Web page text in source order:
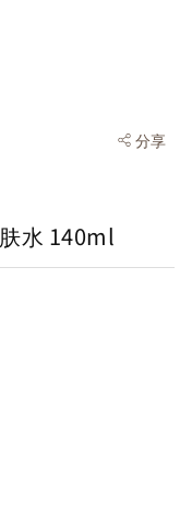
分享
水 140ml